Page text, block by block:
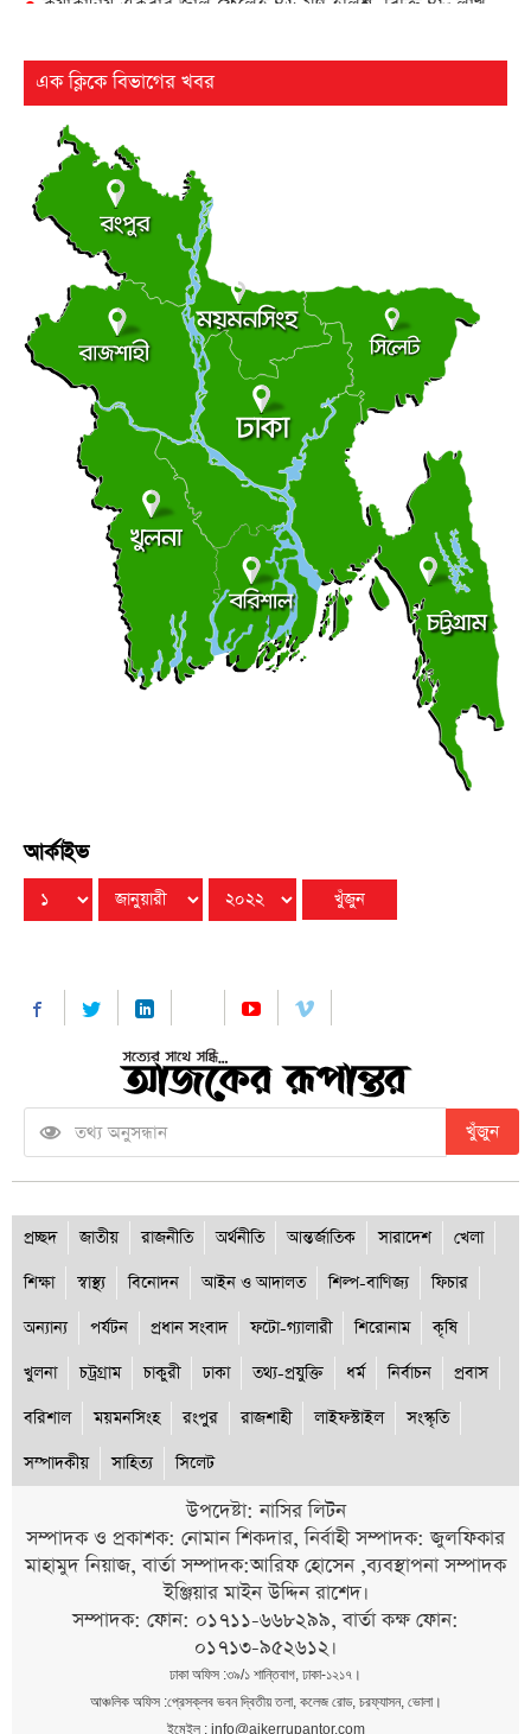
● কুয়াকাটায় একবার জাল ফেলেই ৪৬ মণ ইলিশ, বিক্রি ৪৮ লাখ
শনিবার ● ৮ আগস্ট ২০২৬
দোহারে উপজেলা বিএনপির প্রতিনিধি সভা
শনিবার ● ৮ আগস্ট ২০২৬
কাউখালীতে ২৫ গ্রাম গাঁজাসহ দুই মাদক কারবারি গ্রেপ্তার
শনিবার ● ৮ আগস্ট ২০২৬
● নেপালের আকাশে ভয় পেলেন অপু বিশ্বাস!
শুক্রবার ● ৭ আগস্ট ২০২৬
২০০ টাকার নিচে নেই মাছ ও মুরগি, ডিমের ডজন ১৫০
শুক্রবার ● ৭ আগস্ট ২০২৬
টাঙ্গুয়ার হাওরে পানিতে ডুবে পর্যটকের মৃত্যু
শুক্রবার ● ৭ আগস্ট ২০২৬
শেখ হাসিনার ভার্চ্যুয়াল সংবাদ সম্মেলনে ভারতের কোনো ভূমিকা
ছিল না: জয়সোয়াল
এক ক্লিকে বিভাগের খবর
আর্কাইভ
খুঁজুন
প্রচ্ছদ জাতীয় রাজনীতি অর্থনীতি আন্তর্জাতিক সারাদেশ
খেলা
শিক্ষা
স্বাস্থ্য বিনোদন আইন ও আদালত শিল্প-বাণিজ্য
ফিচার
অন্যান্য
পর্যটন প্রধান সংবাদ ফটো-গ্যালারী শিরোনাম
কৃষি
খুলনা
চট্রগ্রাম চাকুরী ঢাকা তথ্য-প্রযুক্তি ধর্ম নির্বাচন
প্রবাস
বরিশাল
ময়মনসিংহ রংপুর রাজশাহী লাইফস্টাইল
সংস্কৃতি
সম্পাদকীয়
সাহিত্য সিলেট
উপদেষ্টা: নাসির লিটন
সম্পাদক ও প্রকাশক: নোমান শিকদার, নির্বাহী সম্পাদক: জুলফিকার
মাহামুদ নিয়াজ, বার্তা সম্পাদক:আরিফ হোসেন ,ব্যবস্থাপনা সম্পাদক
ইঞ্জিয়ার মাইন উদ্দিন রাশেদ।
সম্পাদক: ফোন: ০১৭১১-৬৬৮২৯৯, বার্তা কক্ষ ফোন:
০১৭১৩-৯৫২৬১২।
ঢাকা অফিস :৩৯/১ শান্তিবাগ, ঢাকা-১২১৭।
আঞ্চলিক অফিস :প্রেসক্লব ভবন দ্বিতীয় তলা, কলেজ রোড, চরফ্যাসন, ভোলা।
ইমেইল : info@ajkerrupantor.com